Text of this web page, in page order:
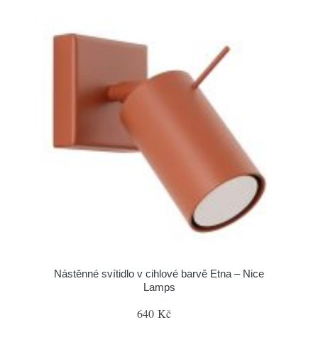
Nástěnné svítidlo v cihlové barvě Etna – Nice
Lamps
640 Kč